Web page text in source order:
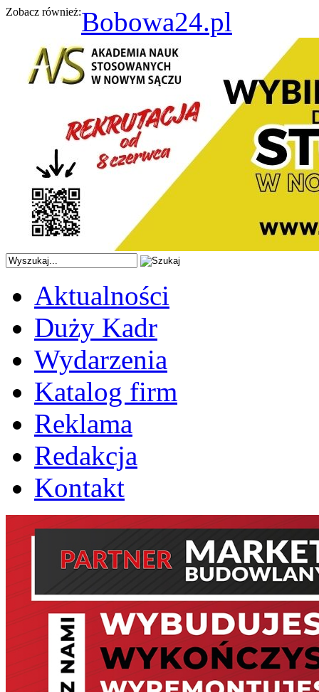
Zobacz również:Bobowa24.pl
Aktualności
Duży Kadr
Wydarzenia
Katalog firm
Reklama
Redakcja
Kontakt